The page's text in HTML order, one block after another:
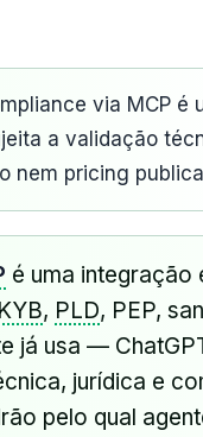
via MCP
a validação
nem pricing
é uma integração
KYB, PLD, PEP,
já usa —
jurídica e
pelo qual